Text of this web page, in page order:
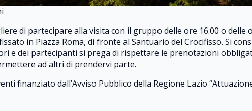
di partecipare alla visita con il gruppo delle ore 16.00 o delle
in Piazza Roma, di fronte al Santuario del Crocifisso. Si
e dei partecipanti si prega di rispettare le prenotazioni
ad altri di prendervi parte.
finanziato dall’Avviso Pubblico della Regione Lazio